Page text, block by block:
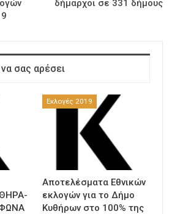
δήμαρχοι σε 331 δήμους
σας αρέσει
Εκλογές 2019
Αποτελέσματα Εθνικών
εκλογών για το Δήμο
Κυθήρων στο 100% της